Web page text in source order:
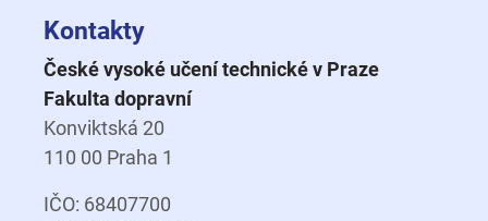
Kontakty
České vysoké učení technické v Praze
Fakulta dopravní
Konviktská 20
110 00 Praha 1
IČO: 68407700